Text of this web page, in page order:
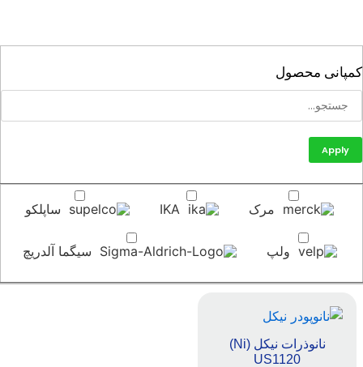
محصول
Apply
مرک IKA ساپلکو
ولپ سیگما آلدریچ
نانوذرات نیکل (Ni)
US1120